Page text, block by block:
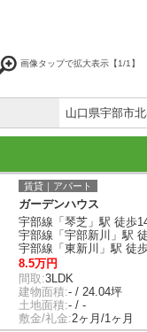
画像タップで拡大表示【1/1】
山口県宇部市
賃貸｜アパート
ガーデンハウス
宇部線「琴芝」駅 徒歩
宇部線「宇部新川」駅
宇部線「東新川」駅 徒
8.5万円
間取:3LDK
建物面積:- / 24.04坪
土地面積:- / -
敷金/礼金:2ヶ月/1ヶ月